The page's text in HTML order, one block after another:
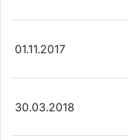
01.11.2017
30.03.2018